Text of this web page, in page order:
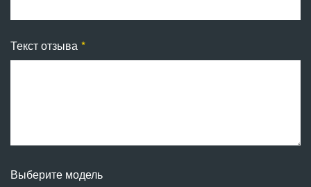
Текст отзыва
Выберите модель